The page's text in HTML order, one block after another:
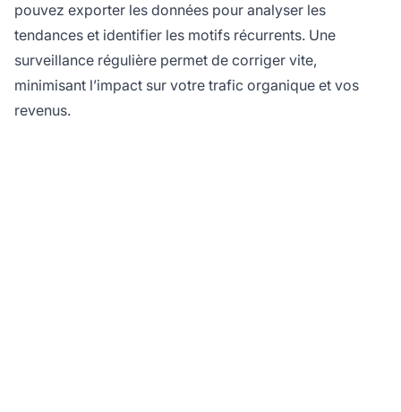
pouvez exporter les données pour analyser les
tendances et identifier les motifs récurrents. Une
surveillance régulière permet de corriger vite,
minimisant l’impact sur votre trafic organique et vos
revenus.